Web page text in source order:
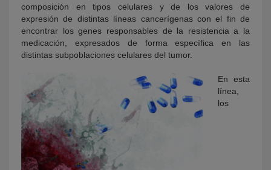
composición en tipos celulares y de los valores de
expresión de distintas líneas cancerígenas con el fin de
encontrar los genes responsables de la resistencia a la
medicación, expresados de forma específica en las
distintas subpoblaciones celulares del tumor.
En esta
línea,
los